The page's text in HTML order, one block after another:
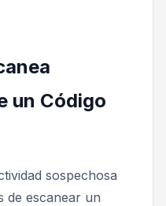
un Código
sospechosa
de escanear un